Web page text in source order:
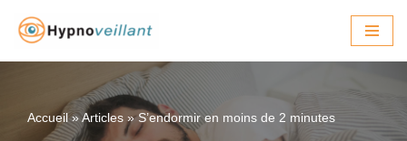
Accueil»Articles »S’endormir en moins de 2 minutes